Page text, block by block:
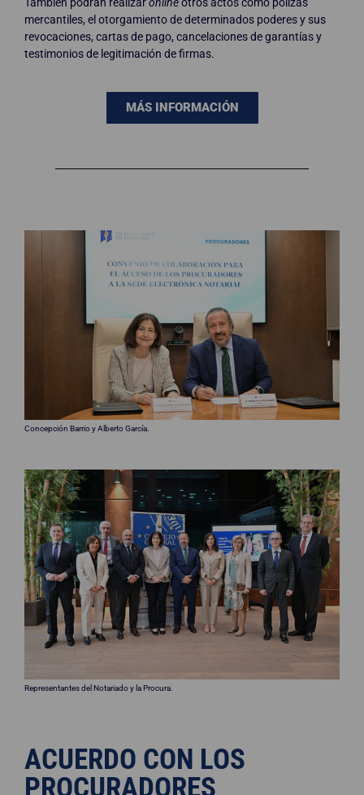
mercantiles, el otorgamiento de determinados poderes y sus
revocaciones, cartas de pago, cancelaciones de garantías y
testimonios de legitimación de firmas.
MÁS INFORMACIÓN
Concepción Barrio y Alberto García.
Representantes del Notariado y la Procura.
ACUERDO CON LOS